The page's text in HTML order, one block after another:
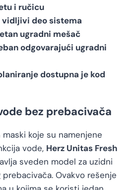
i ručicu
deo sistema
ugradni mešač
odgovarajući ugradni
dostupna je kod
bez prebacivača
koje su namenjene
vode, Herz Unitas Fresh
sveden model za uzidni
Ovakvo rešenje